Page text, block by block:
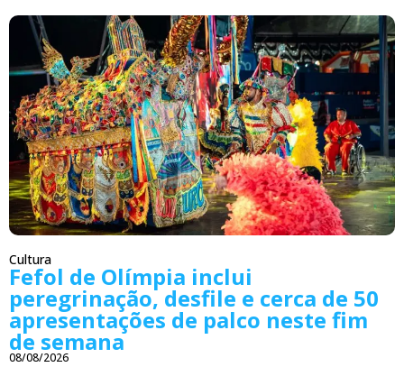
Cultura
Fefol de Olímpia inclui
peregrinação, desfile e cerca de 50
apresentações de palco neste fim
de semana
08/08/2026